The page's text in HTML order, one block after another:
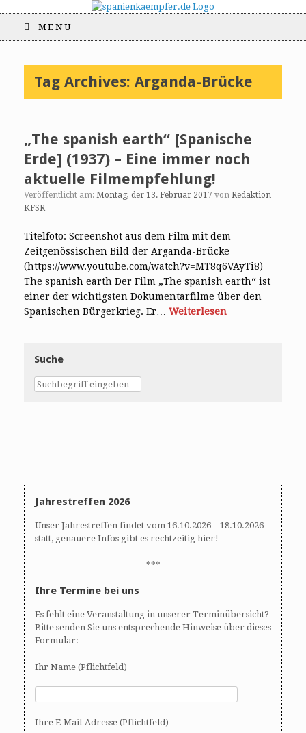
MENU
Tag Archives: Arganda-Brücke
„The spanish earth“ [Spanische
Erde] (1937) – Eine immer noch
aktuelle Filmempfehlung!
Veröffentlicht am: Montag, der 13. Februar 2017 von Redaktion
KFSR
Titelfoto: Screenshot aus dem Film mit dem
Zeitgenössischen Bild der Arganda-Brücke
(https://www.youtube.com/watch?v=MT8q6VAyTi8)
The spanish earth Der Film „The spanish earth“ ist
einer der wichtigsten Dokumentarfilme über den
Spanischen Bürgerkrieg. Er… Weiterlesen
Suche
Jahrestreffen 2026
Unser Jahrestreffen findet vom 16.10.2026 – 18.10.2026
statt, genauere Infos gibt es rechtzeitig hier!
***
Ihre Termine bei uns
Es fehlt eine Veranstaltung in unserer Terminübersicht?
Bitte senden Sie uns entsprechende Hinweise über dieses
Formular:
Ihr Name (Pflichtfeld)
Ihre E-Mail-Adresse (Pflichtfeld)